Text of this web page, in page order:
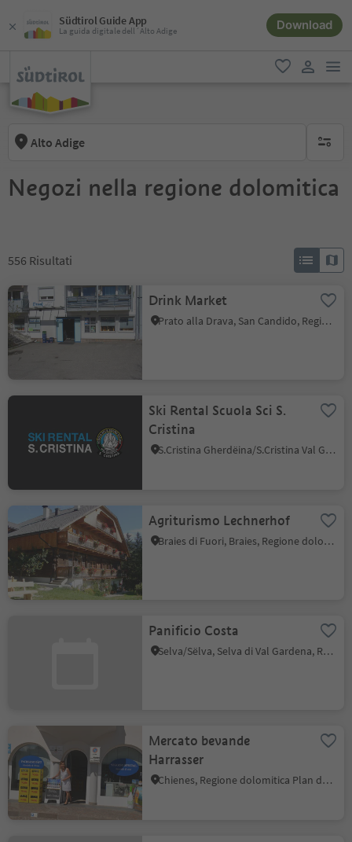
Südtirol Guide App
La guida digitale dell´Alto Adige Download
favoriti
Alto Adige
Negozi nella regione dolomitica
556 Risultati
Drink Market
Prato alla Drava, San Candido, Regione dolomitica 3 Cime
Ski Rental Scuola Sci S.
Cristina
S.Cristina Gherdëina/S.Cristina Val Gardena, Santa Cristina Val Gardena, Regione dolomitica Val Gardena
Agriturismo Lechnerhof
Braies di Fuori, Braies, Regione dolomitica 3 Cime
Panificio Costa
Selva/Sëlva, Selva di Val Gardena, Regione dolomitica Val Gardena
Mercato bevande
Harrasser
Chienes, Regione dolomitica Plan de Corones